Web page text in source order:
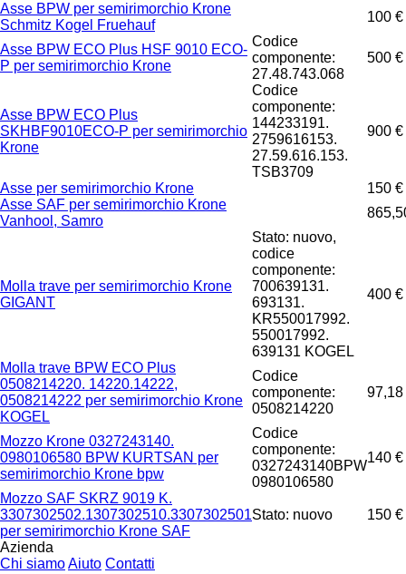
Asse BPW per semirimorchio Krone
Schmitz Kogel Fruehauf
100 €
Asse BPW ECO Plus HSF 9010 ECO-
P per semirimorchio Krone
Codice
componente:
27.48.743.068
500 €
Asse BPW ECO Plus
SKHBF9010ECO-P per semirimorchio
Krone
Codice
componente:
144233191.
2759616153.
27.59.616.153.
TSB3709
900 €
Asse per semirimorchio Krone
150 €
Asse SAF per semirimorchio Krone
Vanhool, Samro
Molla trave per semirimorchio Krone
GIGANT
Stato: nuovo,
codice
componente:
700639131.
693131.
KR550017992.
550017992.
639131 KOGEL
400 €
Molla trave BPW ECO Plus
0508214220. 14220.14222,
0508214222 per semirimorchio Krone
KOGEL
Codice
componente:
0508214220
97,18
Mozzo Krone 0327243140.
0980106580 BPW KURTSAN per
semirimorchio Krone bpw
Codice
componente:
0327243140BPW
0980106580
140 €
Mozzo SAF SKRZ 9019 K.
3307302502.1307302510.3307302501
per semirimorchio Krone SAF
Stato: nuovo 150 €
Azienda
Chi siamoAiuto Contatti